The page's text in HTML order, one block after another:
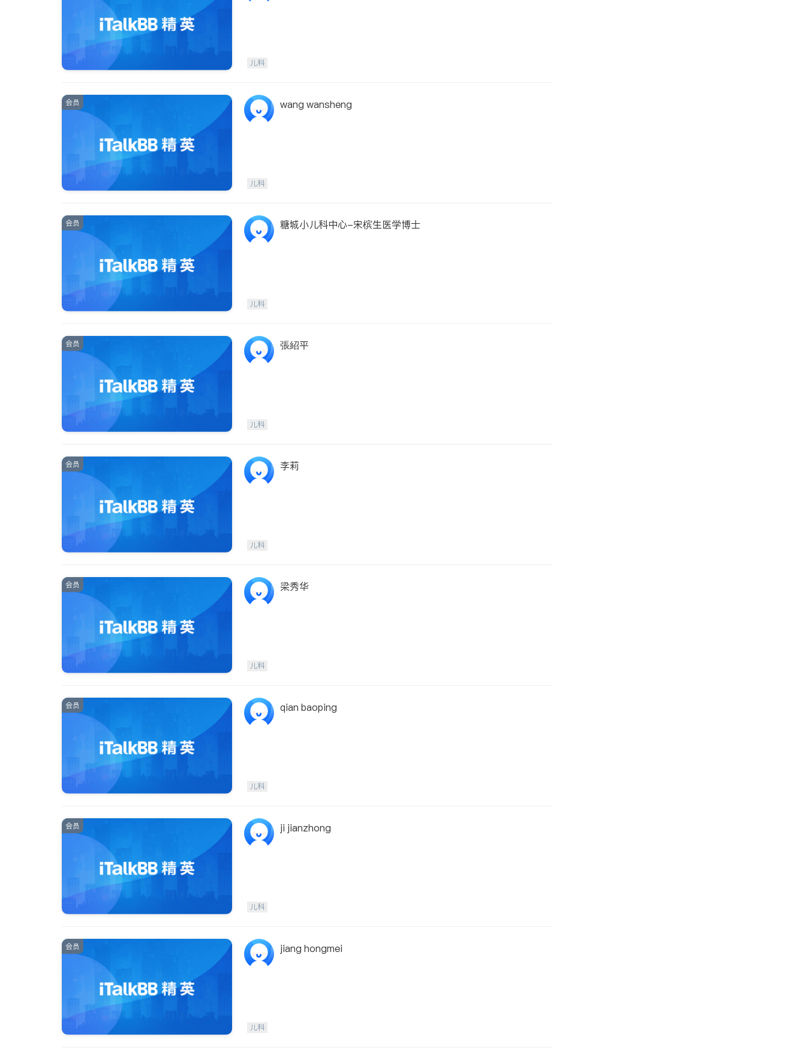
儿科
会员 wang wansheng
儿科
会员 糖城小儿科中心-宋槟生医学博士
儿科
会员 張紹平
儿科
会员 李莉
儿科
会员 梁秀华
儿科
会员 qian baoping
儿科
会员 ji jianzhong
儿科
会员 jiang hongmei
儿科